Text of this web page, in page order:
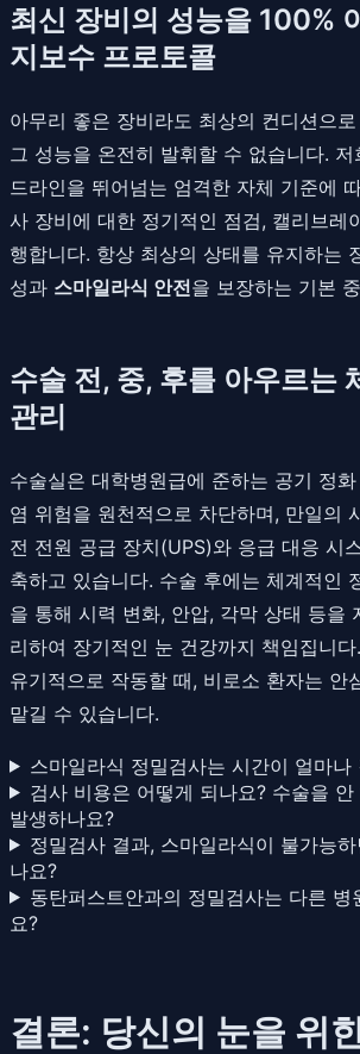
최신 장비의 성능을 100%
지보수 프로토콜
아무리 좋은 장비라도 최상의 컨디션으
그 성능을 온전히 발휘할 수 없습니다.
드라인을 뛰어넘는 엄격한 자체 기준에
사 장비에 대한 정기적인 점검, 캘리브레
행합니다. 항상 최상의 상태를 유지하는
성과 스마일라식 안전을 보장하는 기본
수술 전, 중, 후를 아우르는
관리
수술실은 대학병원급에 준하는 공기 정
염 위험을 원천적으로 차단하며, 만일의
전 전원 공급 장치(UPS)와 응급 대응 시
축하고 있습니다. 수술 후에는 체계적인
을 통해 시력 변화, 안압, 각막 상태 등을
리하여 장기적인 눈 건강까지 책임집니
유기적으로 작동할 때, 비로소 환자는 안
맡길 수 있습니다.
스마일라식 정밀검사는 시간이 얼마나
검사 비용은 어떻게 되나요? 수술을
발생하나요?
정밀검사 결과, 스마일라식이 불가능
나요?
동탄퍼스트안과의 정밀검사는 다른 병
요?
결론: 당신의 눈을 위